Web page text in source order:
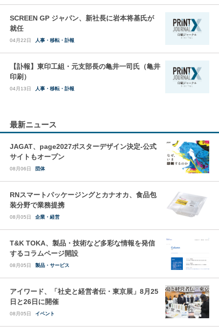
SCREEN GP ジャパン、新社長に岩本将基氏が
就任
04月22日 人事・移転・訃報
【訃報】東印工組・元支部長の亀井一司氏（亀井
印刷）
04月13日 人事・移転・訃報
最新ニュース
JAGAT、page2027ポスターデザイン決定-公式
サイトもオープン
08月06日 団体
RNスマートパッケージングとカナオカ、食品包
装分野で業務提携
08月05日 企業・経営
T&K TOKA、製品・技術など多彩な情報を発信
するコラムページ開設
08月05日 製品・サービス
アイワード、「社史と経営者伝・東京展」8月25
日と26日に開催
08月05日 イベント